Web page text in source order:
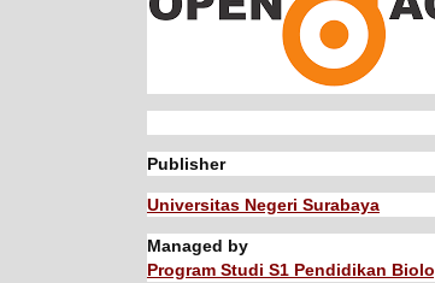
Publisher
Universitas Negeri Surabaya
Managed by
Program Studi S1 Pendidikan